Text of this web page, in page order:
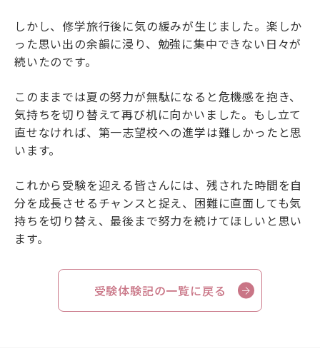
しかし、修学旅行後に気の緩みが生じました。楽しか
った思い出の余韻に浸り、勉強に集中できない日々が
続いたのです。
このままでは夏の努力が無駄になると危機感を抱き、
気持ちを切り替えて再び机に向かいました。もし立て
直せなければ、第一志望校への進学は難しかったと思
います。
これから受験を迎える皆さんには、残された時間を自
分を成長させるチャンスと捉え、困難に直面しても気
持ちを切り替え、最後まで努力を続けてほしいと思い
ます。
受験体験記の一覧に戻る